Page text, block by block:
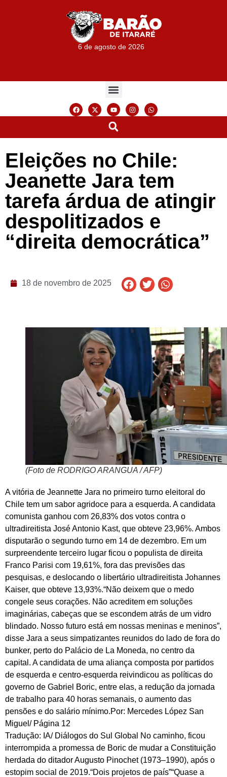
6 de agosto de 2026
Eleições no Chile:
Jeanette Jara tem
tarefa árdua de atingir
despolitizados e
“direita democrática”
18 de novembro de 2025
(Foto de RODRIGO ARANGUA / AFP)
A vitória de Jeannette Jara no primeiro turno eleitoral do
Chile tem um sabor agridoce para a esquerda. A candidata
comunista ganhou com 26,83% dos votos contra o
ultradireitista José Antonio Kast, que obteve 23,96%. Ambos
disputarão o segundo turno em 14 de dezembro. Em um
surpreendente terceiro lugar ficou o populista de direita
Franco Parisi com 19,61%, fora das previsões das
pesquisas, e deslocando o libertário ultradireitista Johannes
Kaiser, que obteve 13,93%.“Não deixem que o medo
congele seus corações. Não acreditem em soluções
imaginárias, cabeças que se escondem atrás de um vidro
blindado. Nosso futuro está em nossas meninas e meninos”,
disse Jara a seus simpatizantes reunidos do lado de fora do
bunker, perto do Palácio de La Moneda, no centro da
capital. A candidata de uma aliança composta por partidos
de esquerda e centro-esquerda reivindicou as políticas do
governo de Gabriel Boric, entre elas, a redução da jornada
de trabalho para 40 horas semanais, o aumento das
pensões e do salário mínimo.Por: Mercedes López San
Miguel/ Página 12
Tradução: IA/ Diálogos do Sul Global No caminho, ficou
interrompida a promessa de Boric de mudar a Constituição
herdada do ditador Augusto Pinochet (1973–1990), após o
estopim social de 2019.“Dois projetos de país”“Quase a